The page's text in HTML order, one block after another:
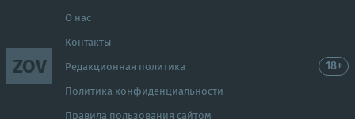
ZOV
О нас
Контакты
Редакционная политика
Политика конфиденциальности
Правила пользования сайтом
18+